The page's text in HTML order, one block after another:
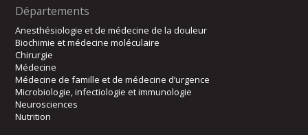
Départements
Anesthésiologie et de médecine de la douleur
Biochimie et médecine moléculaire
Chirurgie
Médecine
Médecine de famille et de médecine d’urgence
Microbiologie, infectiologie et immunologie
Neurosciences
Nutrition